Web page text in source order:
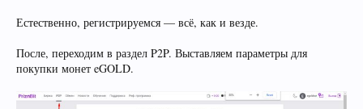
Естественно, регистрируемся — всё, как и везде.
После, переходим в раздел P2P. Выставляем параметры для
покупки монет eGOLD.